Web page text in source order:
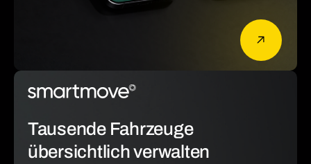
Tausende Fahrzeuge
übersichtlich verwalten